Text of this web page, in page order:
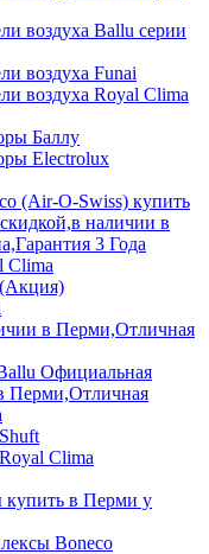
воздуха Ballu серии
воздуха Funai
воздуха Royal Clima
Баллу
Electrolux
(Air-O-Swiss) купить
наличии в
3 Года
Clima
в Перми,Отличная
Официальная
Перми,Отличная
Clima
купить в Перми у
Boneсo